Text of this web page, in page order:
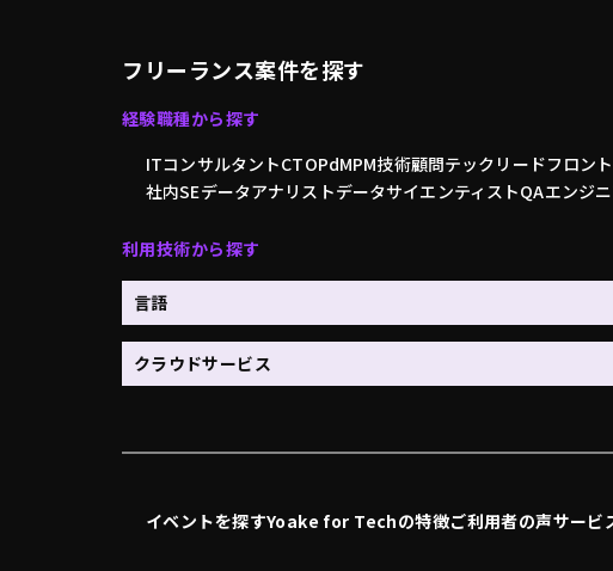
フリーランス案件を探す
経験職種から探す
ITコンサルタントCTOPdMPM技術顧問テックリードフロン
社内SEデータアナリストデータサイエンティストQAエンジ
利用技術から探す
言語
クラウドサービス
イベントを探すYoake for Techの特徴ご利用者の声サービ